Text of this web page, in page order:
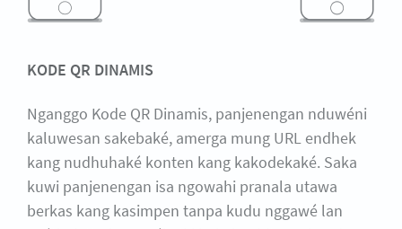
KODE QR DINAMIS
Nganggo Kode QR Dinamis, panjenengan nduwéni
kaluwesan sakebaké, amerga mung URL endhek
kang nudhuhaké konten kang kakodekaké. Saka
kuwi panjenengan isa ngowahi pranala utawa
berkas kang kasimpen tanpa kudu nggawé lan